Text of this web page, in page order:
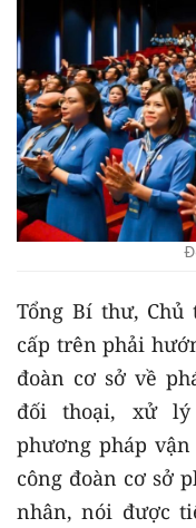
Tổng Bí thư, Chủ
cấp trên phải
đoàn cơ sở về
đối thoại, xử lý
phương pháp
công đoàn cơ sở
nhân, nói được